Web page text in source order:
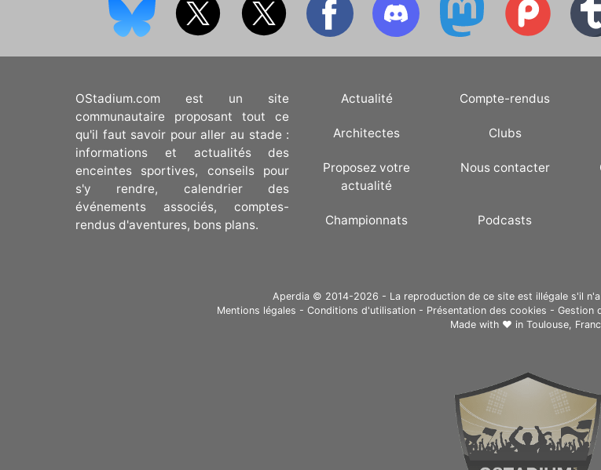
OStadium.com est un site
communautaire proposant tout ce
qu'il faut savoir pour aller au stade :
informations et actualités des
enceintes sportives, conseils pour
s'y rendre, calendrier des
événements associés, comptes-
rendus d'aventures, bons plans.
Actualité Compte-rendus
Architectes Clubs
Proposez votre
actualité
Nous contacter
Championnats Podcasts
Aperdia © 2014-2026 - La reproduction de ce site est illégale s'il
Mentions légales - Conditions d'utilisation - Présentation des cookies - Gestion
Made with ❤ in Toulouse,